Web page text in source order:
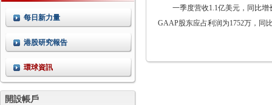
每日新力量
港股研究報告
環球資訊
開設帳戶
一季度营收1.1亿美元，同比增
GAAP股东应占利润为1752万，同